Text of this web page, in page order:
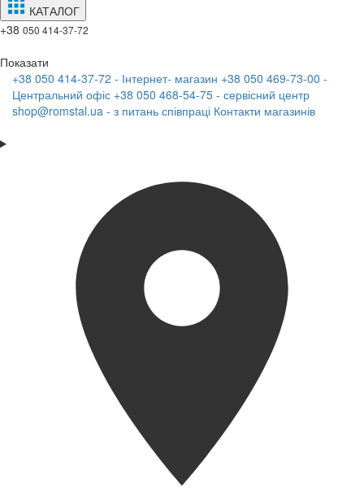
КАТАЛОГ
+38 050 414-37-72
Показати
+38 050 414-37-72 - Інтернет- магазин +38 050 469-73-00 -
Центральний офіс +38 050 468-54-75 - сервісний центр
shop@romstal.ua - з питань співпраці Контакти магазинів